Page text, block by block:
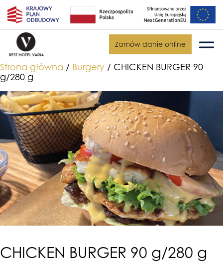
Zamów danie online
Strona główna / Burgery / CHICKEN BURGER 90
g/280 g
CHICKEN BURGER 90 g/280 g